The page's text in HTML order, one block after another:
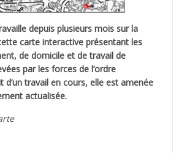
depuis plusieurs mois sur la
carte interactive présentant les
de domicile et de travail de
par les forces de l’ordre
d’un travail en cours, elle est amenée
actualisée.